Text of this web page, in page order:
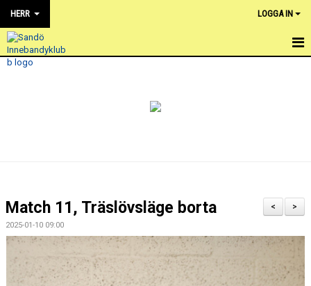
HERR LOGGA IN
HEM
DOKUMENT
KONTAKT
FACEBOOK
>
<
Match 11, Träslövsläge borta
2025-01-10 09:00